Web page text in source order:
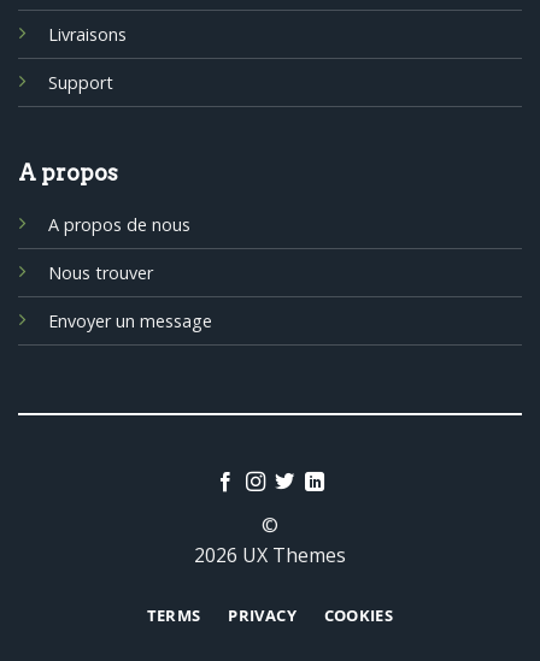
Livraisons
Support
A propos
A propos de nous
Nous trouver
Envoyer un message
©
2026 UX Themes
TERMS PRIVACY COOKIES